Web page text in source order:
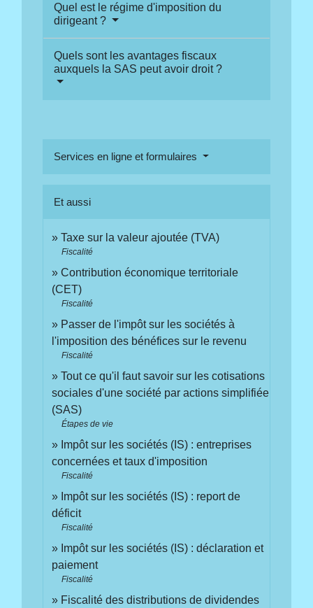
Quel est le régime d'imposition du
dirigeant ?
Quels sont les avantages fiscaux
auxquels la SAS peut avoir droit ?
Services en ligne et formulaires
Et aussi
Taxe sur la valeur ajoutée (TVA)
Fiscalité
Contribution économique territoriale
(CET)
Fiscalité
Passer de l'impôt sur les sociétés à
l'imposition des bénéfices sur le revenu
Fiscalité
Tout ce qu'il faut savoir sur les cotisations
sociales d'une société par actions simplifiée
(SAS)
Étapes de vie
Impôt sur les sociétés (IS) : entreprises
concernées et taux d'imposition
Fiscalité
Impôt sur les sociétés (IS) : report de
déficit
Fiscalité
Impôt sur les sociétés (IS) : déclaration et
paiement
Fiscalité
Fiscalité des distributions de dividendes